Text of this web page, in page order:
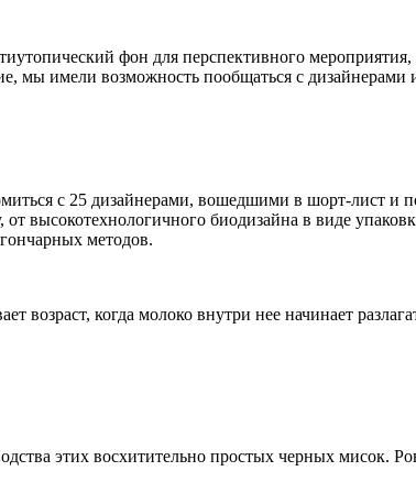
фон для перспективного
мы имели возможность пообщаться с
с 25 дизайнерами, вошедшими в шорт-
высокотехнологичного биодизайна в виде
методов.
возраст, когда молоко внутри нее начинает
этих восхитительно простых черных мисок.